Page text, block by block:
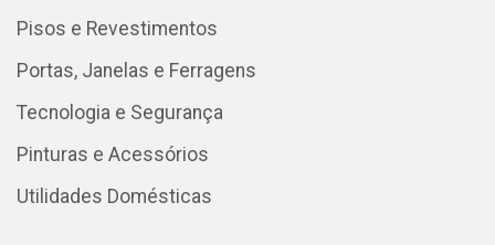
Pisos e Revestimentos
Portas, Janelas e Ferragens
Tecnologia e Segurança
Pinturas e Acessórios
Utilidades Domésticas